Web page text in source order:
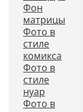
Фон
матрицы
Фото в
стиле
комикса
Фото в
стиле
нуар
Фото в